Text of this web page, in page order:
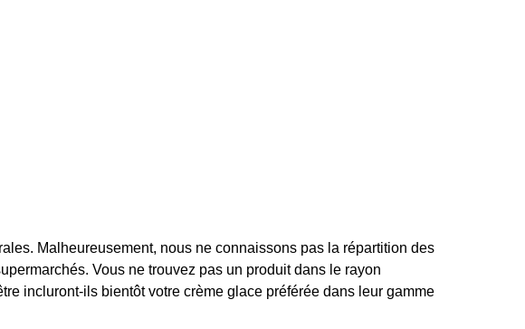
Malheureusement, nous ne connaissons pas la répartition des
Vous ne trouvez pas un produit dans le rayon
incluront-ils bientôt votre crème glace préférée dans leur gamme